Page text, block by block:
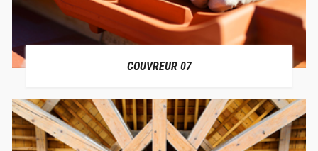
COUVREUR 07